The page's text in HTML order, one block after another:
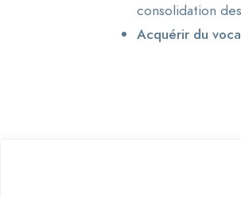
consolidation
Acquérir du